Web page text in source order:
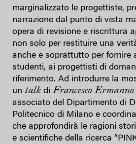
marginalizzato le progettiste,
narrazione dal punto di vista
opera di revisione e riscrittura
non solo per restituire una
anche e soprattutto per fornire
studenti, ai progettisti di
riferimento. Ad introdurre la
un talk di Francesco
associato del Dipartimento di
Politecnico di Milano e
che approfondirà le ragioni
e scientifiche della ricerca